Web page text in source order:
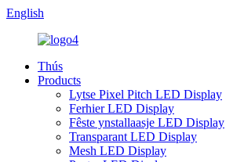
English
Thús
Products
Lytse Pixel Pitch LED Display
Ferhier LED Display
Fêste ynstallaasje LED Display
Transparant LED Display
Mesh LED Display